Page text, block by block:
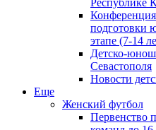
Республике
подготовки
этапе (7-14
Детско-
Севастополя
Новости
Еще
Женский футбол
Первенство